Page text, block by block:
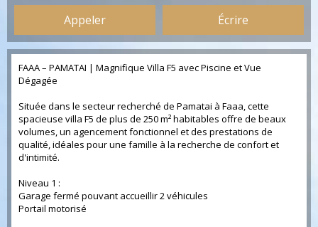
Appeler Écrire
FAAA – PAMATAI | Magnifique Villa F5 avec Piscine et Vue
Dégagée
Située dans le secteur recherché de Pamatai à Faaa, cette
spacieuse villa F5 de plus de 250 m² habitables offre de beaux
volumes, un agencement fonctionnel et des prestations de
qualité, idéales pour une famille à la recherche de confort et
d'intimité.
Niveau 1 :
Garage fermé pouvant accueillir 2 véhicules
Portail motorisé